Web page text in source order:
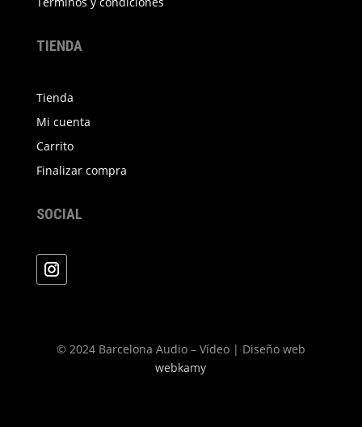
TIENDA
Tienda
Mi cuenta
Carrito
Finalizar compra
SOCIAL
© 2024 Barcelona Audio – Vídeo | Diseño web
webkamy